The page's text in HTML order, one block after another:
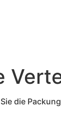
die